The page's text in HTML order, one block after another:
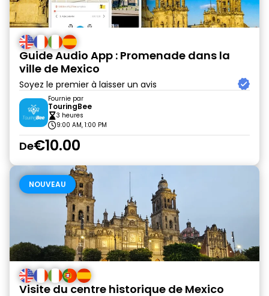
Guide Audio App : Promenade dans la
ville de Mexico
Soyez le premier à laisser un avis
Fournie par
TouringBee
3 heures
9:00 AM, 1:00 PM
De€10.00
NOUVEAU
Visite du centre historique de Mexico